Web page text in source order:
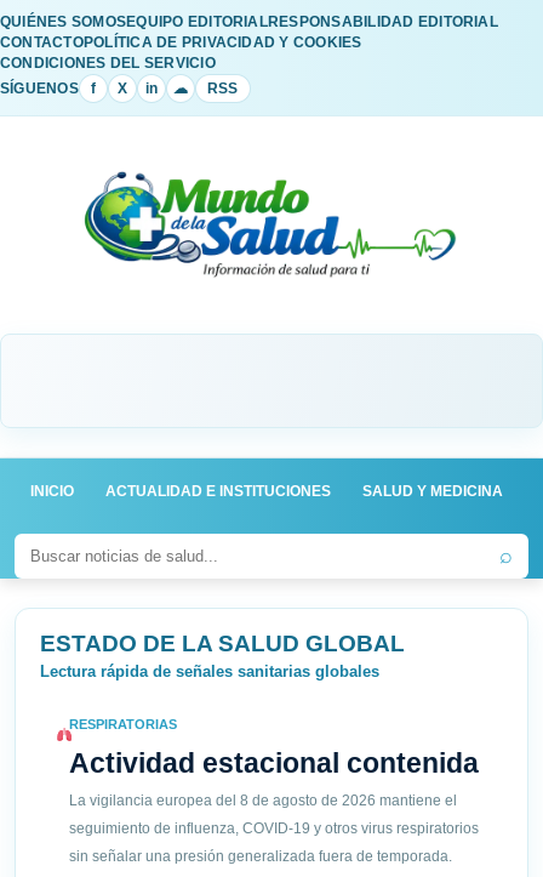
QUIÉNES SOMOSEQUIPO EDITORIALRESPONSABILIDAD EDITORIAL
CONTACTOPOLÍTICA DE PRIVACIDAD Y COOKIES
CONDICIONES DEL SERVICIO
SÍGUENOS
f X in ☁ RSS
INICIO ACTUALIDAD E INSTITUCIONES SALUD Y MEDICINA
⌕
ESTADO DE LA SALUD GLOBAL
Lectura rápida de señales sanitarias globales
RESPIRATORIAS
Actividad estacional contenida
La vigilancia europea del 8 de agosto de 2026 mantiene el
seguimiento de influenza, COVID-19 y otros virus respiratorios
sin señalar una presión generalizada fuera de temporada.